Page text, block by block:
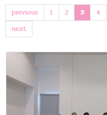
previous 1 2 3 4
next